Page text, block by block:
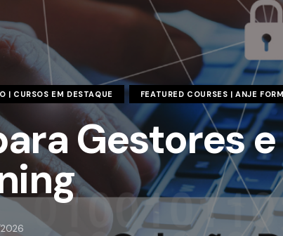
| CURSOS EM DESTAQUE FEATURED COURSES | ANJE
Gestores